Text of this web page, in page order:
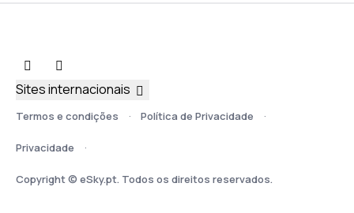
Termos e condições Política de Privacidade
Privacidade
Copyright © eSky.pt. Todos os direitos reservados.
Sites internacionais